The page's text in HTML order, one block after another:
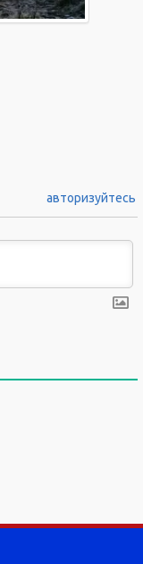
авторизуйтесь